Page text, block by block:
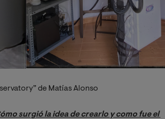
de Matías Alonso
surgió la idea de crearlo y como fue el